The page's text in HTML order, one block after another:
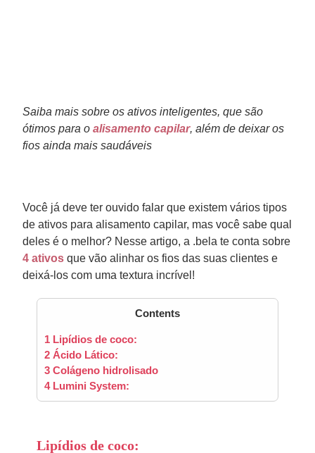
Saiba mais sobre os ativos inteligentes, que são
ótimos para o alisamento capilar, além de deixar os
fios ainda mais saudáveis
Você já deve ter ouvido falar que existem vários tipos
de ativos para alisamento capilar, mas você sabe qual
deles é o melhor? Nesse artigo, a .bela te conta sobre
4 ativos que vão alinhar os fios das suas clientes e
deixá-los com uma textura incrível!
Contents
1 Lipídios de coco:
2 Ácido Lático:
3 Colágeno hidrolisado
4Lumini System:
Lipídios de coco: